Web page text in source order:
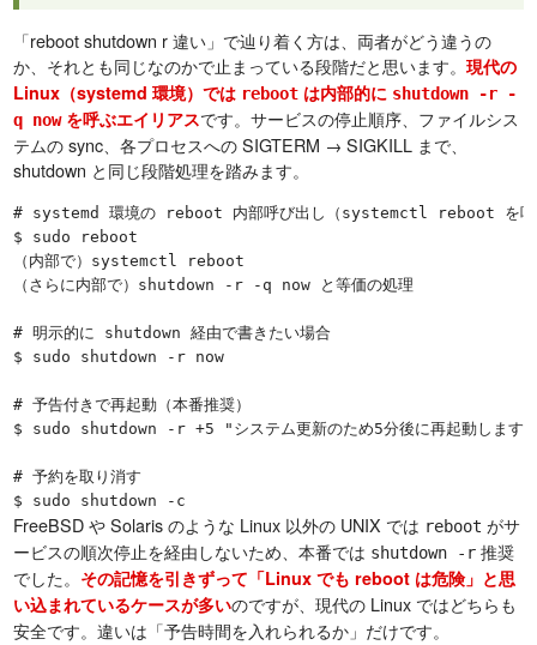
「reboot shutdown r 違い」で辿り着く方は、両者がどう違うの
か、それとも同じなのかで止まっている段階だと思います。現代の
Linux（systemd 環境）では reboot は内部的に shutdown -r -
q nowを呼ぶエイリアスです。サービスの停止順序、ファイルシス
テムの sync、各プロセスへの SIGTERM → SIGKILL まで、
shutdown と同じ段階処理を踏みます。
# systemd 環境の reboot 内部呼び出し（systemctl reboot を呼
$ sudo reboot
（内部で）systemctl reboot
（さらに内部で）shutdown -r -q now と等価の処理
# 明示的に shutdown 経由で書きたい場合
$ sudo shutdown -r now
# 予告付きで再起動（本番推奨）
$ sudo shutdown -r +5 "システム更新のため5分後に再起動します"
# 予約を取り消す
FreeBSD や Solaris のような Linux 以外の UNIX では reboot がサ
ービスの順次停止を経由しないため、本番では shutdown -r 推奨
でした。 その記憶を引きずって「Linux でも reboot は危険」と思
い込まれているケースが多いのですが、現代の Linux ではどちらも
安全です。違いは「予告時間を入れられるか」だけです。